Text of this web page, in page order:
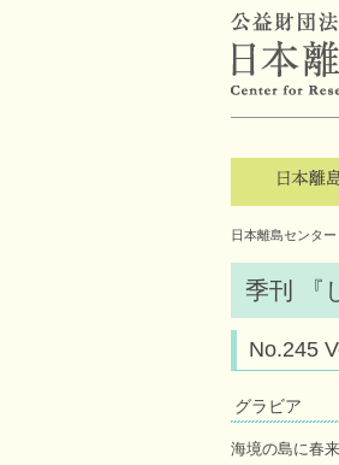
日本離島センター
季刊 『
No.245
グラビア
海境の島に春